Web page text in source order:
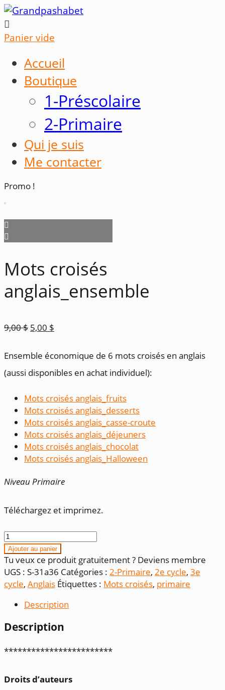

Panier vide
Accueil
Boutique
1-Préscolaire
2-Primaire
Qui je suis
Me contacter
Promo !
Mots croisés
anglais_ensemble
9,00$ Le
initial
était :
9,00 $.
5,00 $
actuel
est :
5,00 $.
Ensemble économique de 6 mots croisés en anglais
(aussi disponibles en achat individuel):
Mots croisés anglais_fruits
Mots croisés anglais_desserts
Mots croisés anglais_casse-croute
Mots croisés anglais_déjeuners
Mots croisés anglais_chocolat
Mots croisés anglais_Halloween
Niveau Primaire
Téléchargez et imprimez.
quantité
de
Mots
croisés
anglais_ensemble
Ajouter au panier
Tu veux ce produit gratuitement ? Deviens membre
UGS : S-31a36 Catégories : 2-Primaire, 2e cycle, 3e
cycle, Anglais Étiquettes : Mots croisés, primaire
Description
Description
************************
Droits d’auteurs